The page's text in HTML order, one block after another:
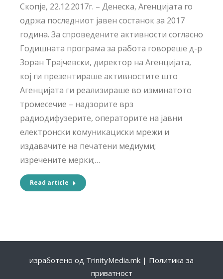
Скопје, 22.12.2017г. – Денеска, Агенцијата го
одржа последниот јавен состанок за 2017
година. За спроведените активности согласно
Годишната програма за работа говореше д-р
Зоран Трајчевски, директор на Агенцијата,
кој ги презентираше активностите што
Агенцијата ги реализираше во изминатото
тромесечие – надзорите врз
радиодифузерите, операторите на јавни
електронски комуникациски мрежи и
издавачите на печатени медиуми;
изречените мерки;…
Read article
изработено од TrinityMedia.mk | Политика за
приватност